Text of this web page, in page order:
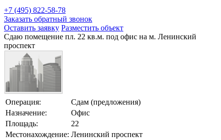
+7 (495) 822-58-78
Заказать обратный звонок
Оставить заявку Разместить объект
Сдаю помещение пл. 22 кв.м. под офис на м. Ленинский
проспект
Операция:
Сдам (предложения)
Назначение:
Офис
Площадь:
22
Местонахождение: Ленинский проспект